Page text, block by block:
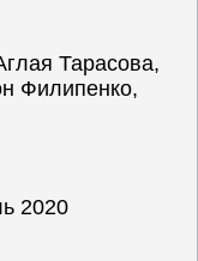
Тарасова,
Филипенко,
2020